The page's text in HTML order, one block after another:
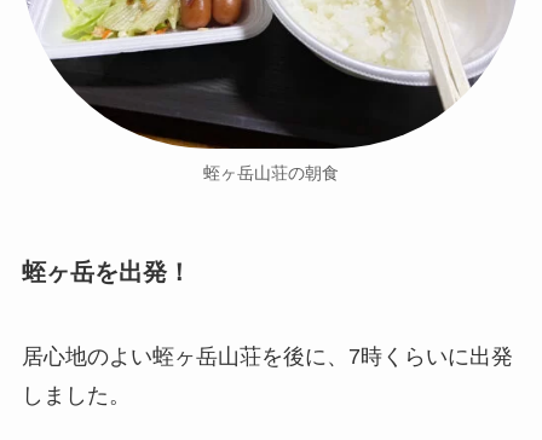
蛭ヶ岳山荘の朝食
蛭ヶ岳を出発！
居心地のよい蛭ヶ岳山荘を後に、7時くらいに出発
しました。